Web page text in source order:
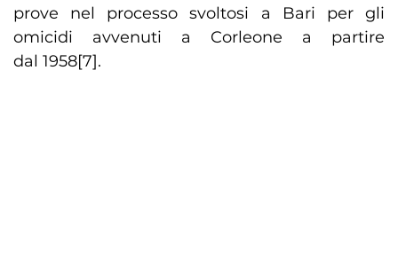
prove nel processo svoltosi a Bari per gli
omicidi avvenuti a Corleone a partire
dal 1958[7].